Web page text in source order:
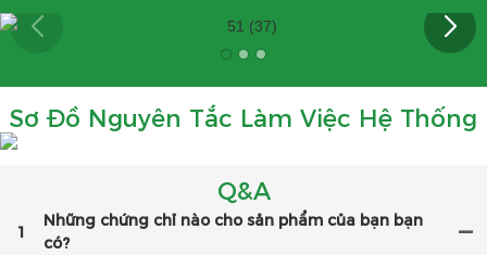
Sơ Đồ Nguyên Tắc Làm Việc Hệ Thống
Q&A
1
Những chứng chỉ nào cho sản phẩm của bạn bạn
có?